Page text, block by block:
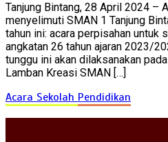
Tanjung Bintang, 28 April 2024 –
menyelimuti SMAN 1 Tanjung
tahun ini: acara perpisahan untuk
angkatan 26 tahun ajaran 2023/
tunggu ini akan dilaksanakan
Lamban Kreasi SMAN […]
Acara Sekolah Pendidikan